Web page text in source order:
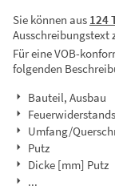
Sie können aus 124
Ausschreibungstext
Für eine VOB-
folgenden
Bauteil, Ausbau
Umfang/
Putz
Dicke [mm] Putz
...